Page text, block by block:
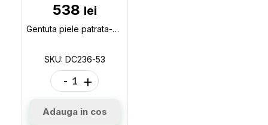
538 lei
Gentuta piele patrata-ceas 6pcs DC236-53
SKU: DC236-53
- +
Adauga in cos